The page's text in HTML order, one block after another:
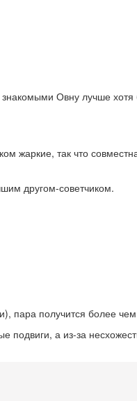
Овну лучше
жаркие, так что
другом-советчиком.
пара получится более
а из-за